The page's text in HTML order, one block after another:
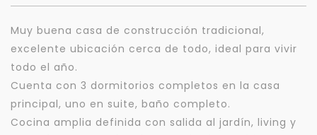
Muy buena casa de construcción tradicional,
excelente ubicación cerca de todo, ideal para vivir
todo el año.
Cuenta con 3 dormitorios completos en la casa
principal, uno en suite, baño completo.
Cocina amplia definida con salida al jardín, living y